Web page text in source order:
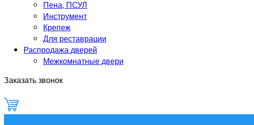
Пена, ПСУЛ
Инструмент
Крепеж
Для реставрации
Распродажа дверей
Межкомнатные двери
Заказать звонок